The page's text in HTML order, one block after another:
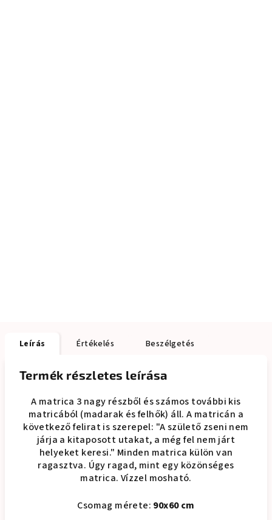
Leírás Értékelés Beszélgetés
Termék részletes leírása
A matrica 3 nagy részből és számos további kis
matricából (madarak és felhők) áll. A matricán a
következő felirat is szerepel: "A születő zseni nem
járja a kitaposott utakat, a még fel nem járt
helyeket keresi." Minden matrica külön van
ragasztva. Úgy ragad, mint egy közönséges
matrica. Vízzel mosható.
Csomag mérete: 90x60 cm